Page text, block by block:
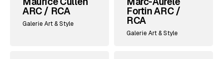
ARC / RCA
Galerie Art & Style
Fortin ARC /
RCA
Galerie Art & Style